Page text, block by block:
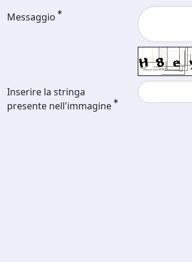
Messaggio
Inserire la stringa
presente nell'immagine